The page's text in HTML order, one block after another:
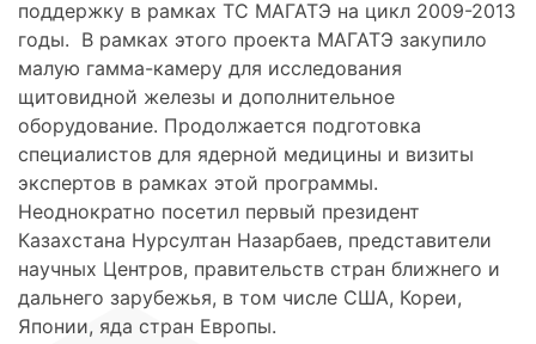
поддержку в рамках ТС МАГАТЭ на цикл 2009-2013
годы. В рамках этого проекта МАГАТЭ закупило
малую гамма-камеру для исследования
щитовидной железы и дополнительное
оборудование. Продолжается подготовка
специалистов для ядерной медицины и визиты
экспертов в рамках этой программы.
Неоднократно посетил первый президент
Казахстана Нурсултан Назарбаев, представители
научных Центров, правительств стран ближнего и
дальнего зарубежья, в том числе США, Кореи,
Японии, яда стран Европы.